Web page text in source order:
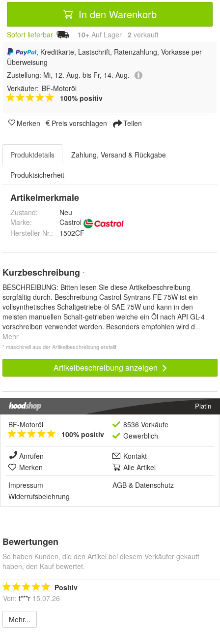
In den Warenkorb
Sofort lieferbar 10+ Auf Lager 2 verkauft
, Kreditkarte, Lastschrift, Ratenzahlung, Vorkasse per
Überweisung
Zustellung: Mi, 12. Aug. bis Fr, 14. Aug.
Verkäufer: BF-Motoröl
100% positiv
Merken Preis vorschlagen Teilen
Produktdetails Zahlung, Versand & Rückgabe
Produktsicherheit
Artikelmerkmale
Zustand:
Neu
Marke:
Castrol
Hersteller Nr.:
1502CF
Kurzbeschreibung *
BESCHREIBUNG: Bitten lesen Sie diese Artikelbeschreibung
sorgfältig durch. Beschreibung Castrol Syntrans FE 75W ist ein
vollsynthetisches Schaltgetriebe-öl SAE 75W und kann in den
meisten manuellen Schalt-getrieben welche ein Öl nach API GL-4
vorschreiben verwendet werden. Besonders empfohlen wird d...
Mehr
* maschinell aus der Artikelbeschreibung erstellt
Artikelbeschreibung anzeigen
Platin
BF-Motoröl
100% positiv
8536 Verkäufe
Gewerblich
Anrufen
Kontakt
Merken
Alle Artikel
Impressum
AGB & Datenschutz
Widerrufsbelehrung
Bewertungen
So haben Kunden, die den Artikel bei diesem Verkäufer gekauft
haben, den Kauf bewertet.
Positiv
Von: t***r 15.07.26
Mehr...